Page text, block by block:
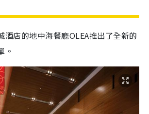
酒店的地中海餐廳OLEA推出了全新的
。